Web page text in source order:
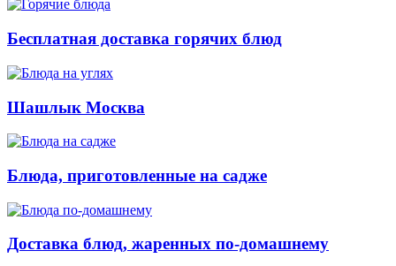
Бесплатная доставка горячих блюд
Шашлык Москва
Блюда, приготовленные на садже
Доставка блюд, жаренных по-домашнему